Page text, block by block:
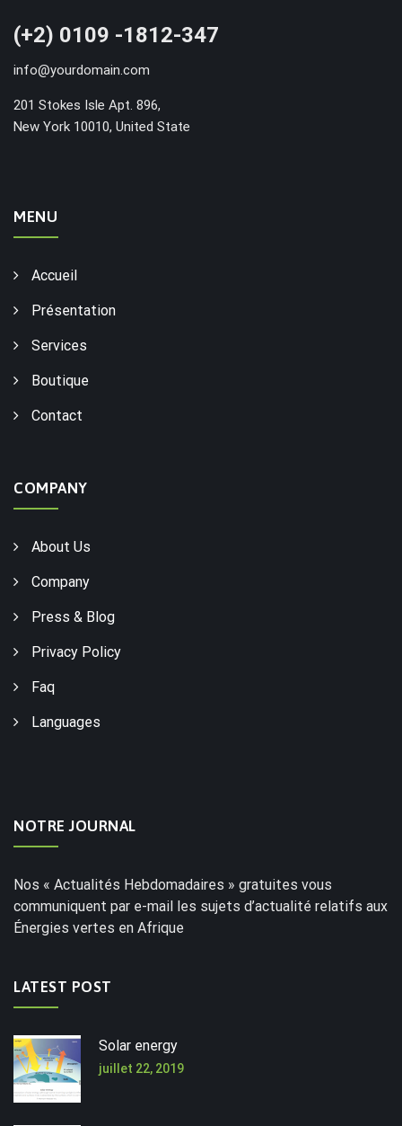
(+2) 0109 -1812-347
info@yourdomain.com
201 Stokes Isle Apt. 896,
New York 10010, United State
MENU
Accueil
Présentation
Services
Boutique
Contact
COMPANY
About Us
Company
Press & Blog
Privacy Policy
Faq
Languages
NOTRE JOURNAL
Nos « Actualités Hebdomadaires » gratuites vous
communiquent par e-mail les sujets d’actualité relatifs aux
Énergies vertes en Afrique
LATEST POST
Solar energy
juillet 22, 2019